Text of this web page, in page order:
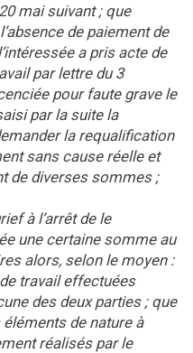
mai suivant ; que
de paiement de
a pris acte de
par lettre du 3
pour faute grave le
par la suite la
la requalification
sans cause réelle et
de diverses sommes ;
à l’arrêt de le
une certaine somme au
alors, selon le moyen :
travail effectuées
des deux parties ; que
de nature à
réalisés par le